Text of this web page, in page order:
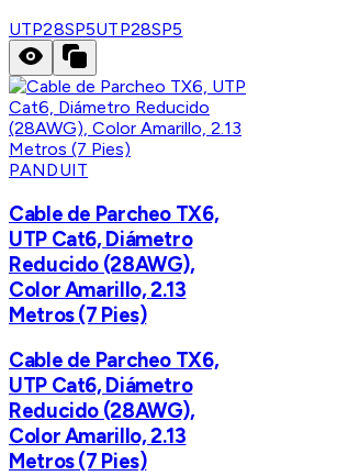
UTP28SP5UTP28SP5
PANDUIT
Cable de Parcheo TX6,
UTP Cat6, Diámetro
Reducido (28AWG),
Color Amarillo, 2.13
Metros (7 Pies)
Cable de Parcheo TX6,
UTP Cat6, Diámetro
Reducido (28AWG),
Color Amarillo, 2.13
Metros (7 Pies)